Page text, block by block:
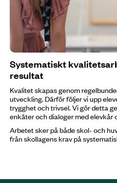
Systematiskt
resultat
Kvalitet skapas genom
utveckling. Därför följer vi upp
trygghet och trivsel. Vi gör detta
enkäter och dialoger med elevkår
Arbetet sker på både skol- och
från skollagens krav på